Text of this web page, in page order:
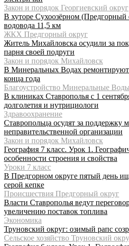
Закон и порядок Георгиевский округ
В хуторе Сухоозёрном (Предгорный
водовода 11,5 км
ЖКХ Предгорный округ
Житель Михайловска осудили за
парня своей подруги
Закон и порядок Михайловск
В Минеральных Водах ремонтируют
конца года
Благоустройство Минеральные Воды
В клиниках Ставрополья с 1
долголетия и нутрициологи
Здравоохранение
Ставропольца осудят за поддержку
неправительственной организации
Закон и порядок Михайловск
География 7 класс. Урок 1.
особенности строения и свойства
Уроки 7 класс
В Предгорном округе пятый день
серой кепке
Происшествия Предгорный округ
Власти Ставрополья ведут
увеличению поставок топлива
Экономика
Труновский округ: озимый рапс
Сельское хозяйство Труновский